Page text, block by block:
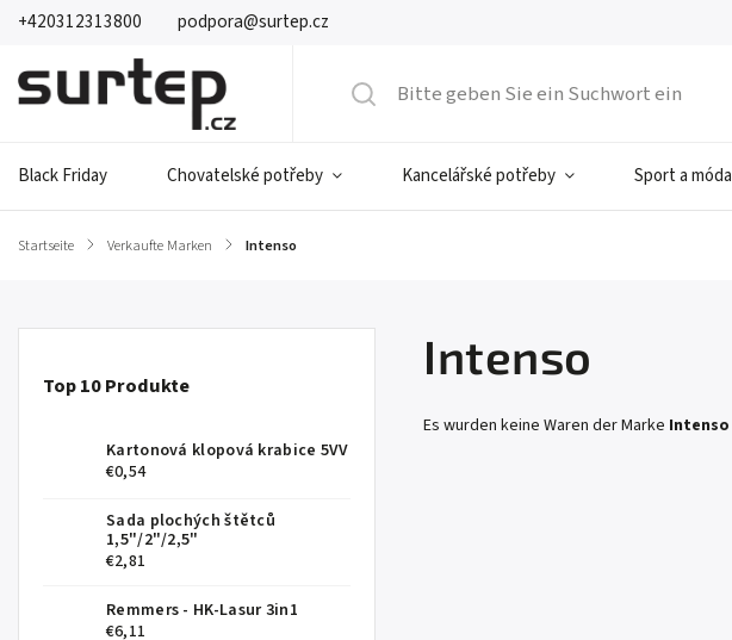
+420312313800 podpora@surtep.cz
Black Friday Chovatelské potřeby Kancelářské potřeby Sport a móda
Startseite / Verkaufte Marken / Intenso
Top 10 Produkte
Kartonová klopová krabice 5VV
€0,54
Sada plochých štětců
1,5"/2"/2,5"
€2,81
Remmers - HK-Lasur 3in1
€6,11
Intenso
Es wurden keine Waren der Marke Intenso